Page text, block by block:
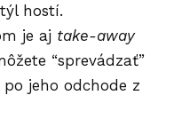
hostí.
je aj take-away
“sprevádzať”
jeho odchode z